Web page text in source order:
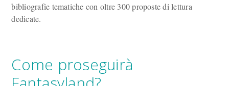
bibliografie tematiche con oltre 300 proposte di lettura
dedicate.
Come proseguirà